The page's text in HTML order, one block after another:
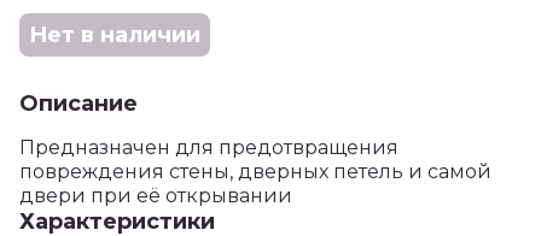
Нет в наличии
Описание
Предназначен для предотвращения
повреждения стены, дверных петель и самой
двери при её открывании
Характеристики